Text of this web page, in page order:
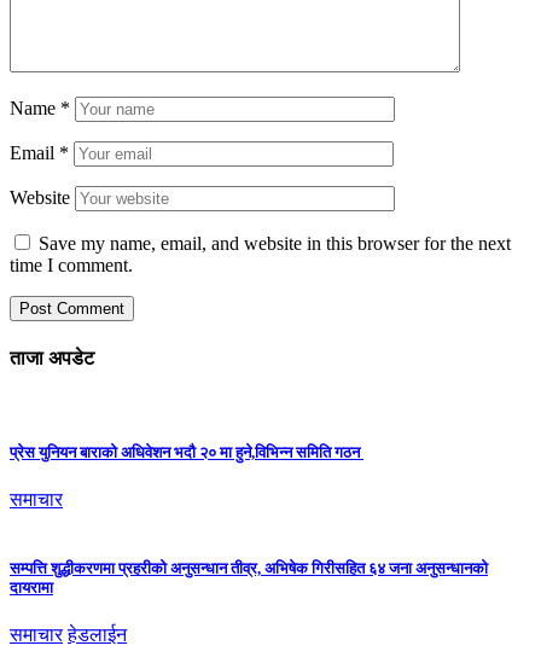
Name *
Email *
Website
Save my name, email, and website in this browser for the next
time I comment.
ताजा अपडेट
प्रेस युनियन बाराको अधिवेशन भदौ २० मा हुने,विभिन्न समिति गठन
समाचार
सम्पत्ति शुद्धीकरणमा प्रहरीको अनुसन्धान तीव्र, अभिषेक गिरीसहित ६४ जना अनुसन्धानको
दायरामा
समाचार हेडलाईन